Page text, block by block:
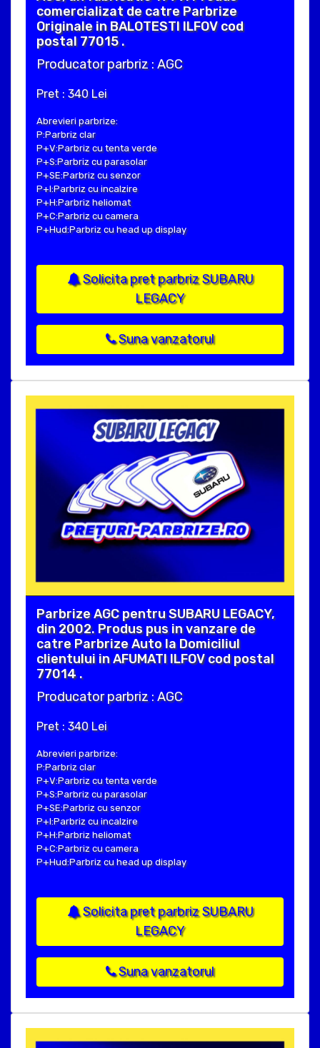
comercializat de catre Parbrize
Originale in BALOTESTI ILFOV cod
postal 77015 .
Producator parbriz : AGC
Pret : 340 Lei
Abrevieri parbrize:
P:Parbriz clar
P+V:Parbriz cu tenta verde
P+S:Parbriz cu parasolar
P+SE:Parbriz cu senzor
P+I:Parbriz cu incalzire
P+H:Parbriz heliomat
P+C:Parbriz cu camera
P+Hud:Parbriz cu head up display
Solicita pret parbriz SUBARU
LEGACY
Suna vanzatorul
Parbrize AGC pentru SUBARU LEGACY,
din 2002. Produs pus in vanzare de
catre Parbrize Auto la Domiciliul
clientului in AFUMATI ILFOV cod postal
77014 .
Producator parbriz : AGC
Pret : 340 Lei
Abrevieri parbrize:
P:Parbriz clar
P+V:Parbriz cu tenta verde
P+S:Parbriz cu parasolar
P+SE:Parbriz cu senzor
P+I:Parbriz cu incalzire
P+H:Parbriz heliomat
P+C:Parbriz cu camera
P+Hud:Parbriz cu head up display
Solicita pret parbriz SUBARU
LEGACY
Suna vanzatorul